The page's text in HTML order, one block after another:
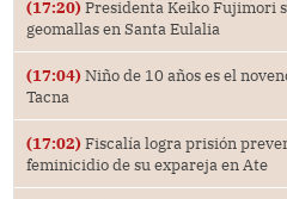
(17:20) Presidenta Keiko Fujimori
geomallas en Santa Eulalia
(17:04) Niño de 10 años es el
Tacna
(17:02) Fiscalía logra prisión
feminicidio de su expareja en Ate